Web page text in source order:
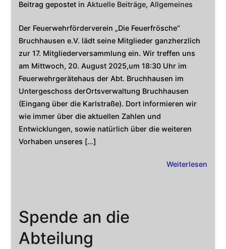
Beitrag gepostet inAktuelle Beiträge,Allgemeines
Der Feuerwehrförderverein „Die Feuerfrösche“
Bruchhausen e.V. lädt seine Mitglieder ganzherzlich
zur 17. Mitgliederversammlung ein. Wir treffen uns
am Mittwoch, 20. August 2025,um 18:30 Uhr im
Feuerwehrgerätehaus der Abt. Bruchhausen im
Untergeschoss derOrtsverwaltung Bruchhausen
(Eingang über die Karlstraße). Dort informieren wir
wie immer über die aktuellen Zahlen und
Entwicklungen, sowie natürlich über die weiteren
Vorhaben unseres […]
Weiterlesen
Spende an die
Abteilung